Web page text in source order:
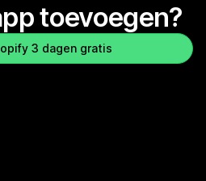
toevoegen?
3 dagen gratis